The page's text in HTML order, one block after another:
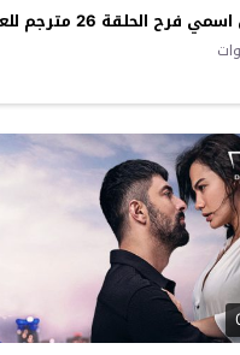
الحلقة 26 مترجم للعربية